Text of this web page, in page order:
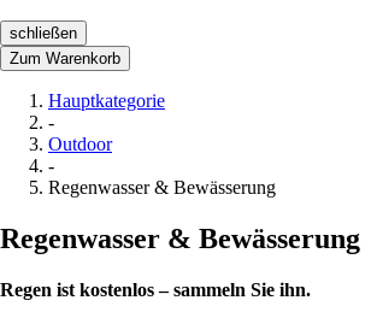
schließen
Zum Warenkorb
Hauptkategorie
-
Outdoor
-
Regenwasser & Bewässerung
Regenwasser & Bewässerung
Regen ist kostenlos – sammeln Sie ihn.